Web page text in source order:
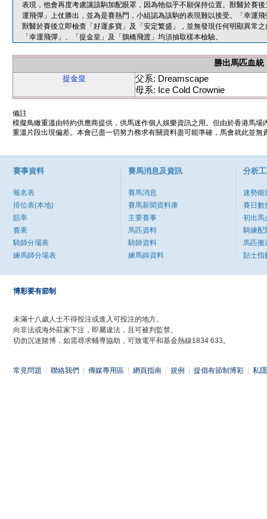
表現，他會再度考慮讓該駒加配眼罩，因為牠似乎不願保持位置。獸醫於賽
運飛彈」上仗勝出，並為是賽熱門，小組認為該駒的表現難以接受。「幸運
獸醫於賽後立即檢查「好運多寶」及「安定繁盛」，並無發現任何明顯異常之
「幸運飛彈」、「捉金皇」及「鵲橋飛渡」均須抽取樣本檢驗。
勝出馬匹血統
捉金皇
父系: Dreamscape
母系: Ice Cold Crownie
備註
模擬鳥瞰重溫由特約供應商提供，供馬迷作個人娛樂資訊之用。但由於香港馬
重溫片段出現偏差。本會已盡一切努力務求有關資料盡可能準確，馬會就此並
賽事資料
報名表
排位表(本地)
賠率
賽果
騎師分場表
練馬師分場表
賽馬消息及資訊
賽馬消息
賽馬新聞資料庫
主要賽事
馬匹資料
騎師資料
練馬師資料
分析
速勢能
賽日數
初出馬
騎練配
馬匹搬
貼士指
博彩要有節制
未滿十八歲人士不得投注或進入可投注的地方。
向非法或海外莊家下注，即屬違法，且可被判監禁。
切勿沉迷賭博，如需尋求輔導協助，可致電平和基金熱線1834 633。
常見問題 聯絡我們 傳媒專用區 網頁指南 規例 提倡有節制博彩 私